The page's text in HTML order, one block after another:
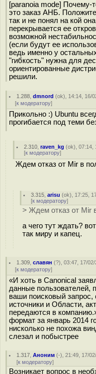
[paranoia mode] Почему-
это заказ АНБ.
так и не понял на кой
перекрывается ее
возможной
(если будут ее
ведь именно у
"гибкость" нужна для
ориентированные
решили.
1.288 ,dmnord (ok), 14:14, 16/
[к модератору]
Прикольно :) Ubuntu
прогибается под теми
2.310 ,raven_kg (ok), 07:14,
[к модератору]
Ждем отказ от Mir в
3.315 ,arisu (ok), 17:25,
[к модератору]
> Ждем отказ от Mir
а чего тут ждать?
так миру и капец.
1.309 ,славян (?), 03:47, 17/
[к модератору]
«И хоть в Canonical
данные пользователей,
ваши поисковый запрос,
источники и Области,
передаются в
формат за январь 2014
нисколько не похожа
слезал и побыстрее
1.317 ,Аноним (-), 21:49, 17/
[к модератору]
Возникает вопрос в